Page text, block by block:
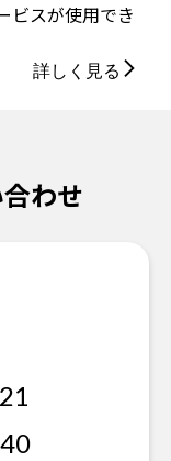
ビスが使用でき
詳しく見る
わせ